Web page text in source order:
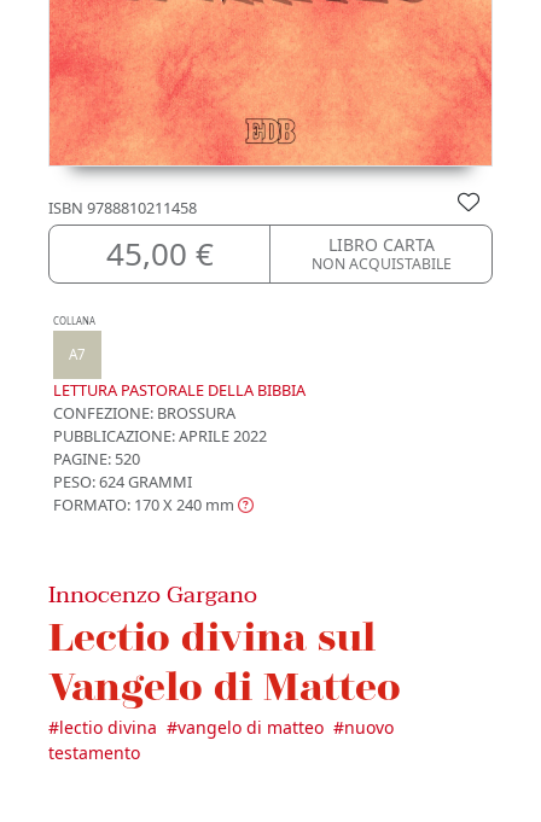
ISBN 9788810211458
45,00 € LIBRO CARTA
NON ACQUISTABILE
COLLANA
A7
LETTURA PASTORALE DELLA BIBBIA
CONFEZIONE: BROSSURA
PUBBLICAZIONE:APRILE 2022
PAGINE: 520
PESO: 624 GRAMMI
FORMATO: 170 X 240 mm
Innocenzo Gargano
Lectio divina sul
Vangelo di Matteo
#lectio divina #vangelo di matteo #nuovo
testamento